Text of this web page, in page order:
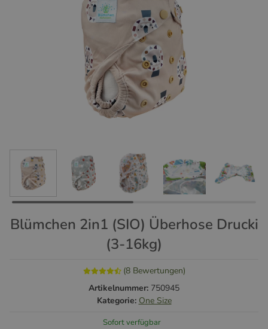
Blümchen 2in1 (SIO) Überhose Drucki
(3-16kg)
(8 Bewertungen)
Artikelnummer: 750945
Kategorie: One Size
Sofort verfügbar